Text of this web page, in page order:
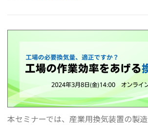
本セミナーでは、産業用換気装置の製